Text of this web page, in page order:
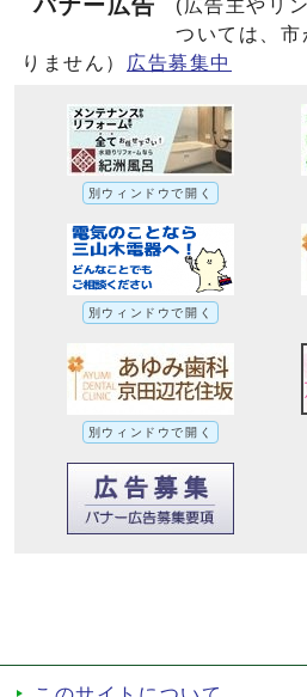
バナー広告
(広告主やリ
ついては、市
りません）
広告募集中
別ウィンドウで開く
別ウィンドウで開く
別ウィンドウで開く